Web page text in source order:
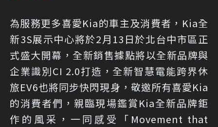
為服務更多喜愛Kia的車主及消費者，Kia全
新3S展示中心將於2月13日於北台中市區正
式盛大開幕，全新銷售據點將以全新品牌與
企業識別CI 2.0打造，全新智慧電能跨界休
旅EV6也將同步快閃現身，敬邀所有喜愛Kia
的消費者們，親臨現場鑑賞Kia全新品牌鉅
作的風采，一同感受「Movement that